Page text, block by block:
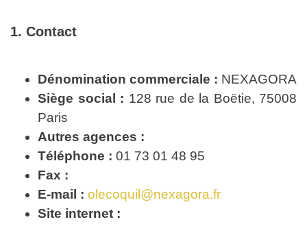
1. Contact
Dénomination commerciale : NEXAGORA
Siège social : 128 rue de la Boëtie, 75008
Paris
Autres agences :
Téléphone : 01 73 01 48 95
Fax :
E-mail : olecoquil@nexagora.fr
Site internet :